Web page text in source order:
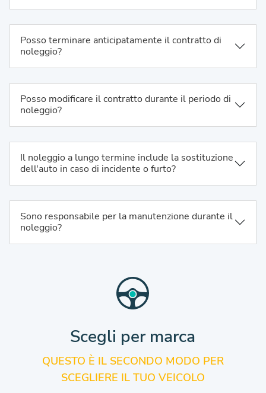
Posso terminare anticipatamente il contratto di
noleggio?
Posso modificare il contratto durante il periodo di
noleggio?
Il noleggio a lungo termine include la sostituzione
dell'auto in caso di incidente o furto?
Sono responsabile per la manutenzione durante il
noleggio?
Scegli per marca
QUESTO È IL SECONDO MODO PER
SCEGLIERE IL TUO VEICOLO